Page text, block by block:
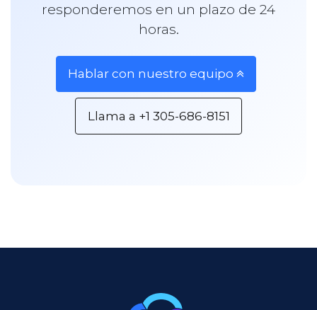
responderemos en un plazo de 24
horas.​
Hablar con nuestro equipo
Llama a +1 305-686-8151